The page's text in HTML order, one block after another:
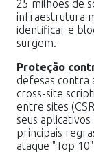
25 milhões de
infraestrutura
identificar e
surgem.
Proteção
defesas contra
cross-site
entre sites
seus
principais
ataque "Top